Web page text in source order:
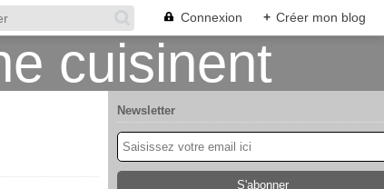
Connexion + Créer mon blog
Newsletter